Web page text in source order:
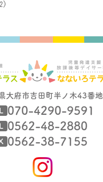
大府市吉田町半ノ木43番地
070-4290-9591
0562-48-2880
0562-38-7155